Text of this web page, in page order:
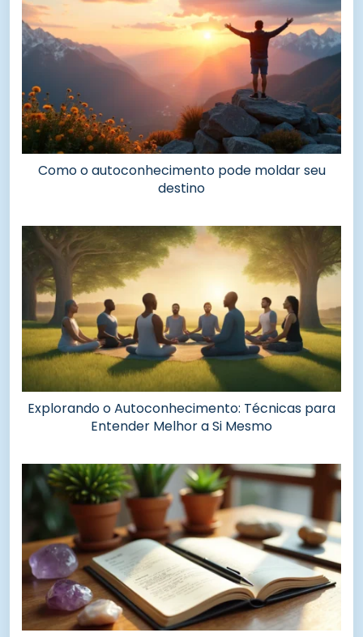
Como o autoconhecimento pode moldar seu
destino
Explorando o Autoconhecimento: Técnicas para
Entender Melhor a Si Mesmo